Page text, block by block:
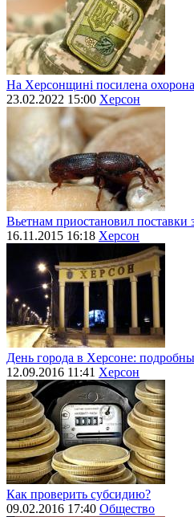
На Херсонщині посилена охорона
23.02.2022 15:00 Херсон
Вьетнам приостановил поставки
16.11.2015 16:18 Херсон
День города в Херсоне:
12.09.2016 11:41 Херсон
Как проверить субсидию?
09.02.2016 17:40 Общество